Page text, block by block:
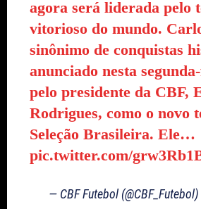
agora será liderada pelo
vitorioso do mundo.
sinônimo de conquistas
anunciado nesta
pelo presidente da CBF,
Rodrigues, como o novo
Seleção Brasileira. Ele…
pic.twitter.com/
— CBF Futebol (@CBF_Futebol)